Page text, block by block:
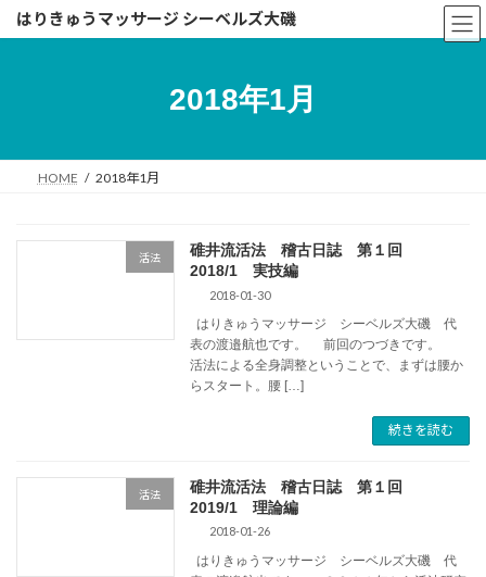
キ
に
はりきゅうマッサージ シーベルズ大磯
2018年1月
HOME 2018年1月
活法
碓井流活法 稽古日誌 第１回
2018/1 実技編
2018-01-30
はりきゅうマッサージ シーベルズ大磯 代
表の渡邉航也です。 前回のつづきです。
活法による全身調整ということで、まずは腰か
らスタート。腰 […]
続きを読む
活法
碓井流活法 稽古日誌 第１回
2019/1 理論編
2018-01-26
はりきゅうマッサージ シーベルズ大磯 代